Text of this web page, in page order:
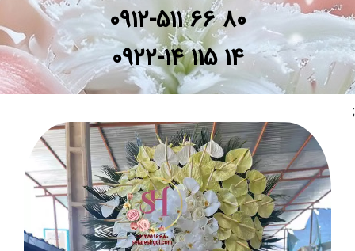
0912-511 66 80
0922-14 115 14
;